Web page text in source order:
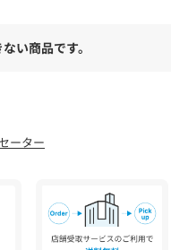
ーンにも対応。
ィガンのインナーとしても
プラスしてくれる一枚です。
、実際よりも色味が違って
マートフォンなどの環境によ
ざいます。
い商品です。
ーター